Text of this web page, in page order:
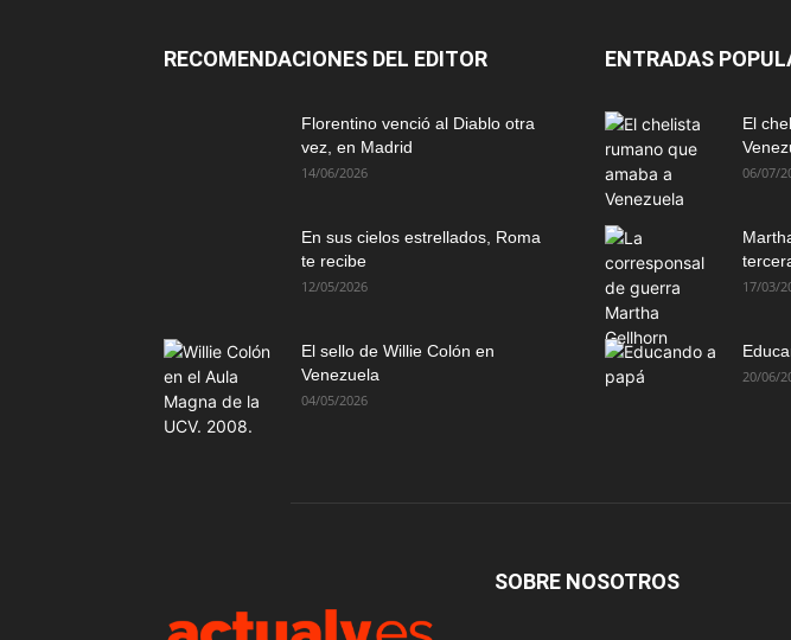
RECOMENDACIONES DEL EDITOR
Florentino venció al Diablo otra
vez, en Madrid
14/06/2026
En sus cielos estrellados, Roma
te recibe
12/05/2026
El sello de Willie Colón en
Venezuela
04/05/2026
ENTRADAS
El
06/07/
17/03/
20/06/
SOBRE NOSOTROS